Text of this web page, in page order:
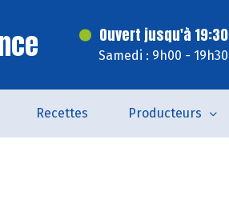
Ouvert jusqu'à 19:30
Samedi : 9h00 - 19h30
Recettes Producteurs